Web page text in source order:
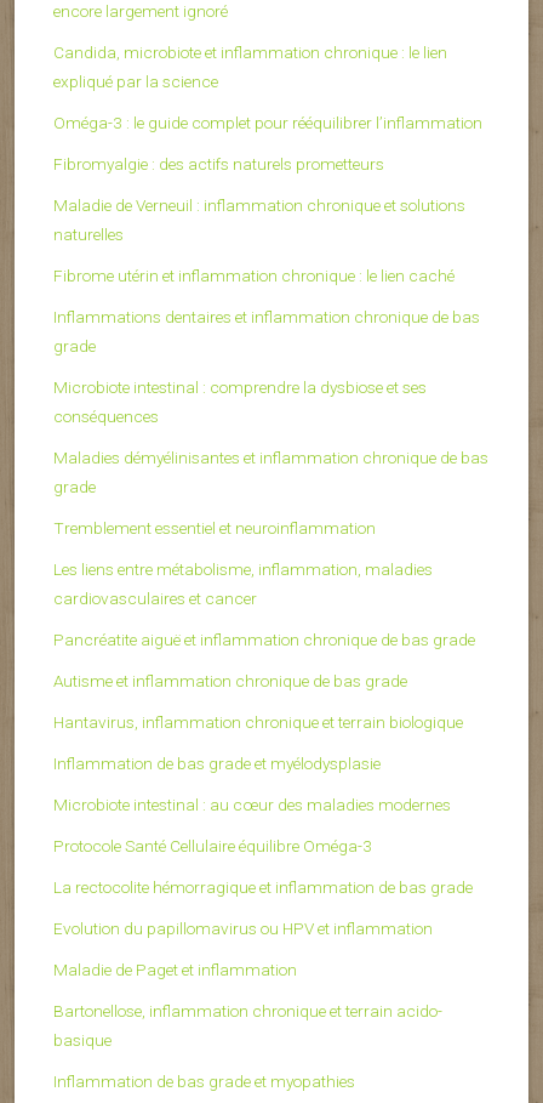
encore largement ignoré
Candida, microbiote et inflammation chronique : le lien
expliqué par la science
Oméga-3 : le guide complet pour rééquilibrer l’inflammation
Fibromyalgie : des actifs naturels prometteurs
Maladie de Verneuil : inflammation chronique et solutions
naturelles
Fibrome utérin et inflammation chronique : le lien caché
Inflammations dentaires et inflammation chronique de bas
grade
Microbiote intestinal : comprendre la dysbiose et ses
conséquences
Maladies démyélinisantes et inflammation chronique de bas
grade
Tremblement essentiel et neuroinflammation
Les liens entre métabolisme, inflammation, maladies
cardiovasculaires et cancer
Pancréatite aiguë et inflammation chronique de bas grade
Autisme et inflammation chronique de bas grade
Hantavirus, inflammation chronique et terrain biologique
Inflammation de bas grade et myélodysplasie
Microbiote intestinal : au cœur des maladies modernes
Protocole Santé Cellulaire équilibre Oméga-3
La rectocolite hémorragique et inflammation de bas grade
Evolution du papillomavirus ou HPV et inflammation
Maladie de Paget et inflammation
Bartonellose, inflammation chronique et terrain acido-
basique
Inflammation de bas grade et myopathies